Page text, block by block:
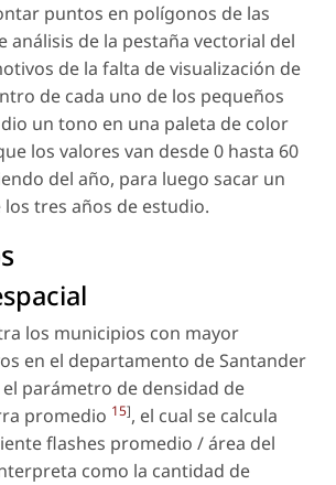
puntos en polígonos de las
análisis de la pestaña vectorial del
de la falta de visualización de
de cada uno de los pequeños
un tono en una paleta de color
los valores van desde 0 hasta 60
del año, para luego sacar un
tres años de estudio.
los municipios con mayor
en el departamento de Santander
parámetro de densidad de
promedio 15], el cual se calcula
flashes promedio / área del
como la cantidad de